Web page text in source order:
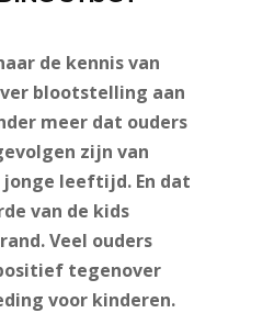
de kennis van
blootstelling aan
meer dat ouders
zijn van
leeftijd. En dat
van de kids
Veel ouders
tegenover
voor kinderen.